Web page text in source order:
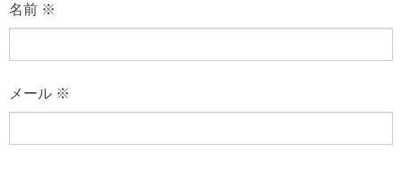
名前 ※
メール ※